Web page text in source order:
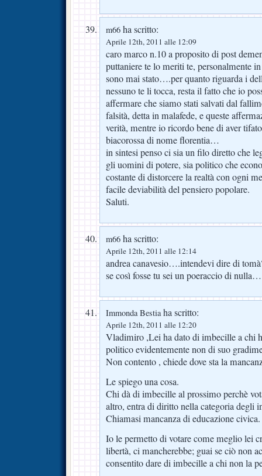
m66 ha scritto:
Aprile 12th, 2011 alle 12:09
caro marco n.10 a proposito di post
puttaniere te lo meriti te, personalmente
sono mai stato….per quanto riguarda i
nessuno te li tocca, resta il fatto che io
affermare che siamo stati salvati dal
falsità, detta in malafede, e queste
verità, mentre io ricordo bene di aver
biacorossa di nome florentia…
in sintesi penso ci sia un filo diretto che
gli uomini di potere, sia politico che
costante di distorcere la realtà con ogni
facile deviabilità del pensiero popolare.
Saluti.
m66 ha scritto:
Aprile 12th, 2011 alle 12:14
andrea canavesio….intendevi dire di
se così fosse tu sei un poeraccio di nulla…
Immonda Bestiaha scritto:
Aprile 12th, 2011 alle 12:20
Vladimiro ,Lei ha dato di imbecille a chi
politico evidentemente non di suo
Non contento , chiede dove sta la
Le spiego una cosa.
Chi dà di imbecille al prossimo perchè
altro, entra di diritto nella categoria degli
Chiamasi mancanza di educazione civica.
Io le permetto di votare come meglio lei
libertà, ci mancherebbe; guai se ciò non
consentito dare di imbecille a chi non la